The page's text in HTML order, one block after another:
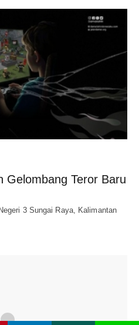
Gelombang Teror Baru
3 Sungai Raya, Kalimantan